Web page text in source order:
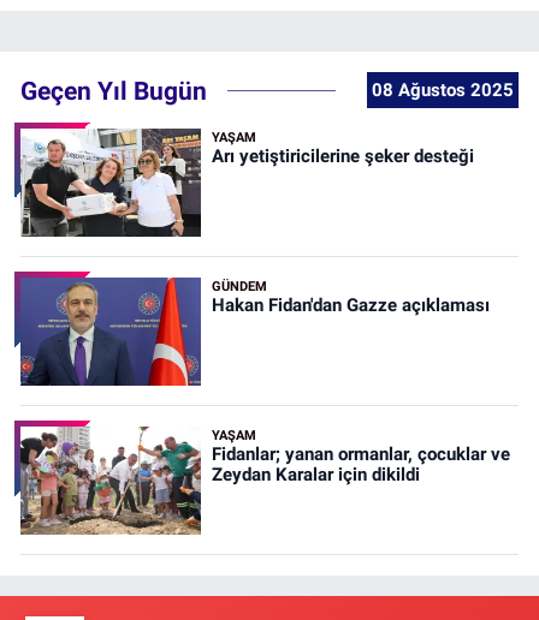
Geçen Yıl Bugün 08 Ağustos 2025
YAŞAM
Arı yetiştiricilerine şeker desteği
GÜNDEM
Hakan Fidan'dan Gazze açıklaması
YAŞAM
Fidanlar; yanan ormanlar, çocuklar ve
Zeydan Karalar için dikildi